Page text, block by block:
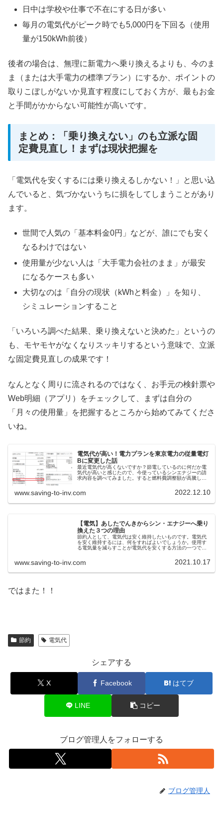
日中は学校や仕事で不在にする日が多い
毎月の電気代がピーク時でも5,000円を下回る（使用
量が150kWh前後）
後者の場合は、無理に新電力へ乗り換えるよりも、今のま
ま（または大手電力の標準プラン）にするか、ポイントの
取りこぼしがないか見直す程度にしておく方が、最もお金
と手間がかからない可能性が高いです。
まとめ：「乗り換えない」のも立派な固
定費見直し！まずは現状把握を
「電気代を安くするには乗り換えるしかない！」と思い込
んでいると、気づかないうちに損をしてしまうことがあり
ます。
世間で人気の「基本料金0円」などが、誰にでも安く
なるわけではない
使用量が少ない人は「大手電力会社のまま」が最安
になるケースも多い
大切なのは「自分の現状（kWhと料金）」を知り、
シミュレーションすること
「いろいろ調べた結果、乗り換えないと決めた」というの
も、モヤモヤがなくなりスッキリするという意味で、立派
な固定費見直しの成果です！
なんとなく周りに流されるのではなく、お手元の検針票や
Web明細（アプリ）をチェックして、まずは自分の
「月々の使用量」を把握するところから始めてみてくださ
いね。
電気代が高い！電力プランを東京電力の従量電灯
Bに変更した話
最近電気代が高くないですか？節電しているのに何だか電
気代が高いと感じたので、今使っているシンエナジーの請
求内容を調べてみました。すると燃料費調整額が高騰して
www.saving-to-inv.com 2022.12.10
【電気】あしたでんきからシン・エナジーへ乗り
換えた３つの理由
節約人として、電気代は安く維持したいものです。電気代
を安く維持するには、何をすればよいでしょうか。使用す
る電気量を減らすことが電気代を安くする方法の一つで
www.saving-to-inv.com 2021.10.17
ではまた！！
節約 電気代
シェアする
X Facebook はてブ
LINE コピー
ブログ管理人をフォローする
ブログ管理人